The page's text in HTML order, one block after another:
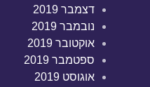
דצמבר 2019
נובמבר 2019
אוקטובר 2019
ספטמבר 2019
אוגוסט 2019